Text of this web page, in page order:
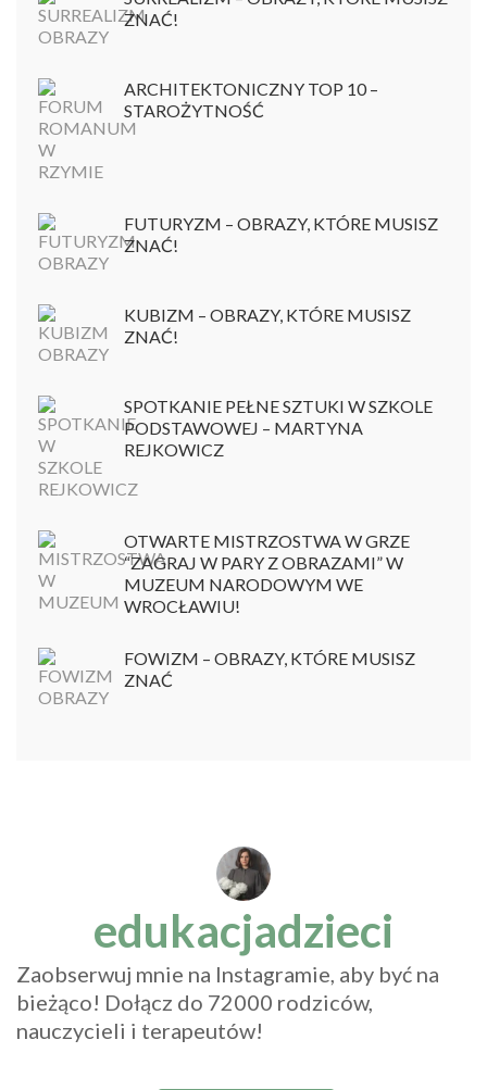
ZNAĆ!
ARCHITEKTONICZNY TOP 10 –
STAROŻYTNOŚĆ
FUTURYZM – OBRAZY, KTÓRE MUSISZ
ZNAĆ!
KUBIZM – OBRAZY, KTÓRE MUSISZ
ZNAĆ!
SPOTKANIE PEŁNE SZTUKI W SZKOLE
PODSTAWOWEJ – MARTYNA
REJKOWICZ
OTWARTE MISTRZOSTWA W GRZE
“ZAGRAJ W PARY Z OBRAZAMI” W
MUZEUM NARODOWYM WE
WROCŁAWIU!
FOWIZM – OBRAZY, KTÓRE MUSISZ
ZNAĆ
edukacjadzieci
Zaobserwuj mnie na Instagramie, aby być na
bieżąco! Dołącz do 72000 rodziców,
nauczycieli i terapeutów!